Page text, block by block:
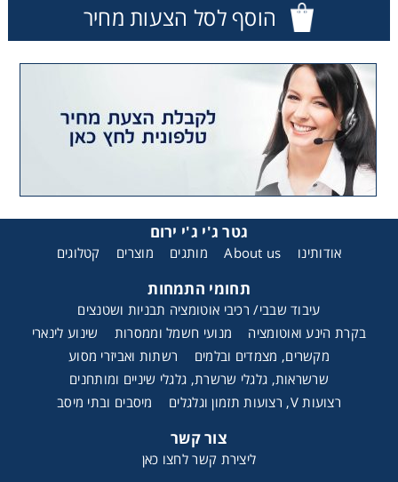
הוסף לסל הצעות מחיר
גטר ג'י ג'י ירום
אודותינו About us מותגים מוצרים קטלוגים
תחומי התמחות
עיבוד שבבי/ רכיבי אוטומציה תבניות ושטנצים
בקרת הינע ואוטומציה
מנועי חשמל וממסרות
שינוע לינארי
מקשרים, מצמדים ובלמים
רשתות ואביזרי מסוע
שרשראות, גלגלי שרשרת, גלגלי שיניים ומותחנים
רצועות V, רצועות תזמון וגלגלים
מיסבים ובתי מיסב
צור קשר
ליצירת קשר לחצו כאן